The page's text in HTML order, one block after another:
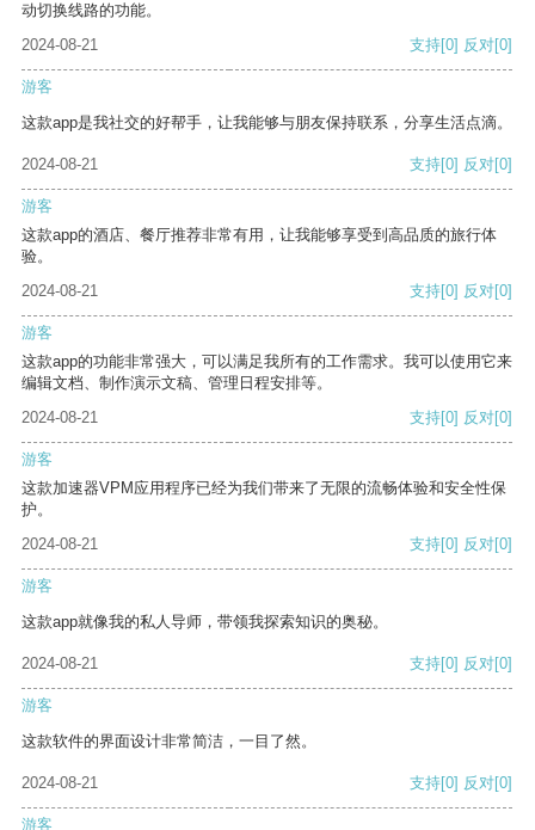
动切换线路的功能。
2024-08-21
支持[0] 反对[0]
游客
这款app是我社交的好帮手，让我能够与朋友保持联系，分享生活点滴。
2024-08-21 支持[0] 反对[0]
游客
这款app的酒店、餐厅推荐非常有用，让我能够享受到高品质的旅行体
验。
2024-08-21
支持[0] 反对[0]
游客
这款app的功能非常强大，可以满足我所有的工作需求。我可以使用它来
编辑文档、制作演示文稿、管理日程安排等。
2024-08-21
支持[0] 反对[0]
游客
这款加速器VPM应用程序已经为我们带来了无限的流畅体验和安全性保
护。
2024-08-21
支持[0] 反对[0]
游客
这款app就像我的私人导师，带领我探索知识的奥秘。
2024-08-21 支持[0] 反对[0]
游客
这款软件的界面设计非常简洁，一目了然。
2024-08-21 支持[0] 反对[0]
游客